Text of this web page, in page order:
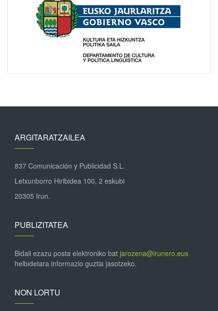
ARGITARATZAILEA
837 Comunicación y Publicidad S.L.
Letxunborro Hiribidea 100, 2 eskubi
20305 Irun.
PUBLIZITATEA
Bidali ezazu posta elektroniko bat jarozena@irunero.eus
helbidetara informazio guztia jasotzeko.
NON LORTU